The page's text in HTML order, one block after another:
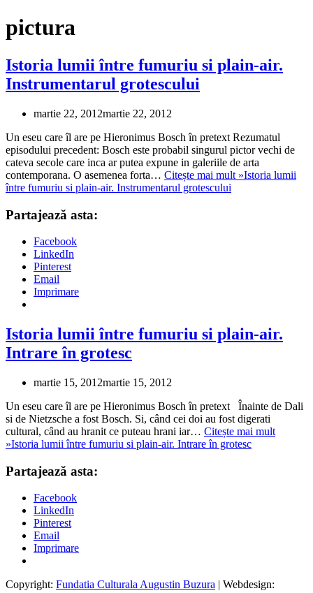
pictura
Istoria lumii între fumuriu si plain-air.
Instrumentarul grotescului
martie 22, 2012martie 22, 2012
Un eseu care îl are pe Hieronimus Bosch în pretext Rezumatul
episodului precedent: Bosch este probabil singurul pictor vechi de
cateva secole care inca ar putea expune in galeriile de arta
contemporana. O asemenea forta… Citește mai mult »Istoria lumii
între fumuriu si plain-air. Instrumentarul grotescului
Partajează asta:
Facebook
LinkedIn
Pinterest
Email
Imprimare
Istoria lumii între fumuriu si plain-air.
Intrare în grotesc
martie 15, 2012martie 15, 2012
Un eseu care îl are pe Hieronimus Bosch în pretext Înainte de Dali
si de Nietzsche a fost Bosch. Si, când cei doi au fost digerati
cultural, când au hranit ce puteau hrani iar… Citește mai mult
»Istoria lumii între fumuriu si plain-air. Intrare în grotesc
Partajează asta:
Facebook
LinkedIn
Pinterest
Email
Imprimare
Copyright: Fundatia Culturala Augustin Buzura | Webdesign: